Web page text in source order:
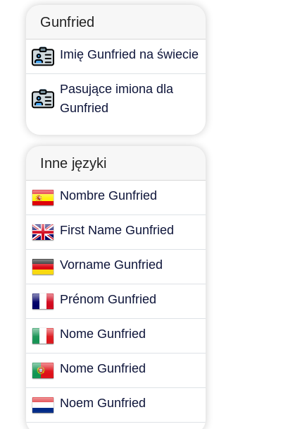
Gunfried
Imię Gunfried na świecie
Pasujące imiona dla
Gunfried
Inne języki
Nombre Gunfried
First Name Gunfried
Vorname Gunfried
Prénom Gunfried
Nome Gunfried
Nome Gunfried
Noem Gunfried